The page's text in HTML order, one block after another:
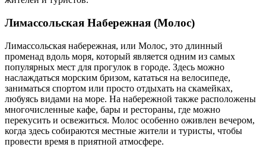
Лимассольская Набережная (Молос)
Лимассольская набережная, или Молос, это длинный
променад вдоль моря, который является одним из самых
популярных мест для прогулок в городе. Здесь можно
наслаждаться морским бризом, кататься на велосипеде,
заниматься спортом или просто отдыхать на скамейках,
любуясь видами на море. На набережной также расположены
многочисленные кафе, бары и рестораны, где можно
перекусить и освежиться. Молос особенно оживлен вечером,
когда здесь собираются местные жители и туристы, чтобы
провести время в приятной атмосфере.